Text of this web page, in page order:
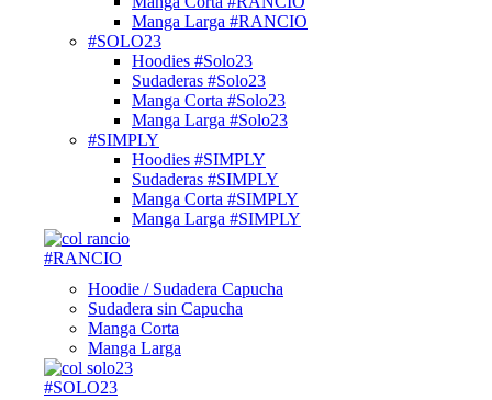
Manga Larga #RANCIO
#SOLO23
Hoodies #Solo23
Sudaderas #Solo23
Manga Corta #Solo23
Manga Larga #Solo23
#SIMPLY
Hoodies #SIMPLY
Sudaderas #SIMPLY
Manga Corta #SIMPLY
Manga Larga #SIMPLY
#RANCIO
Hoodie / Sudadera Capucha
Sudadera sin Capucha
Manga Corta
Manga Larga
#SOLO23